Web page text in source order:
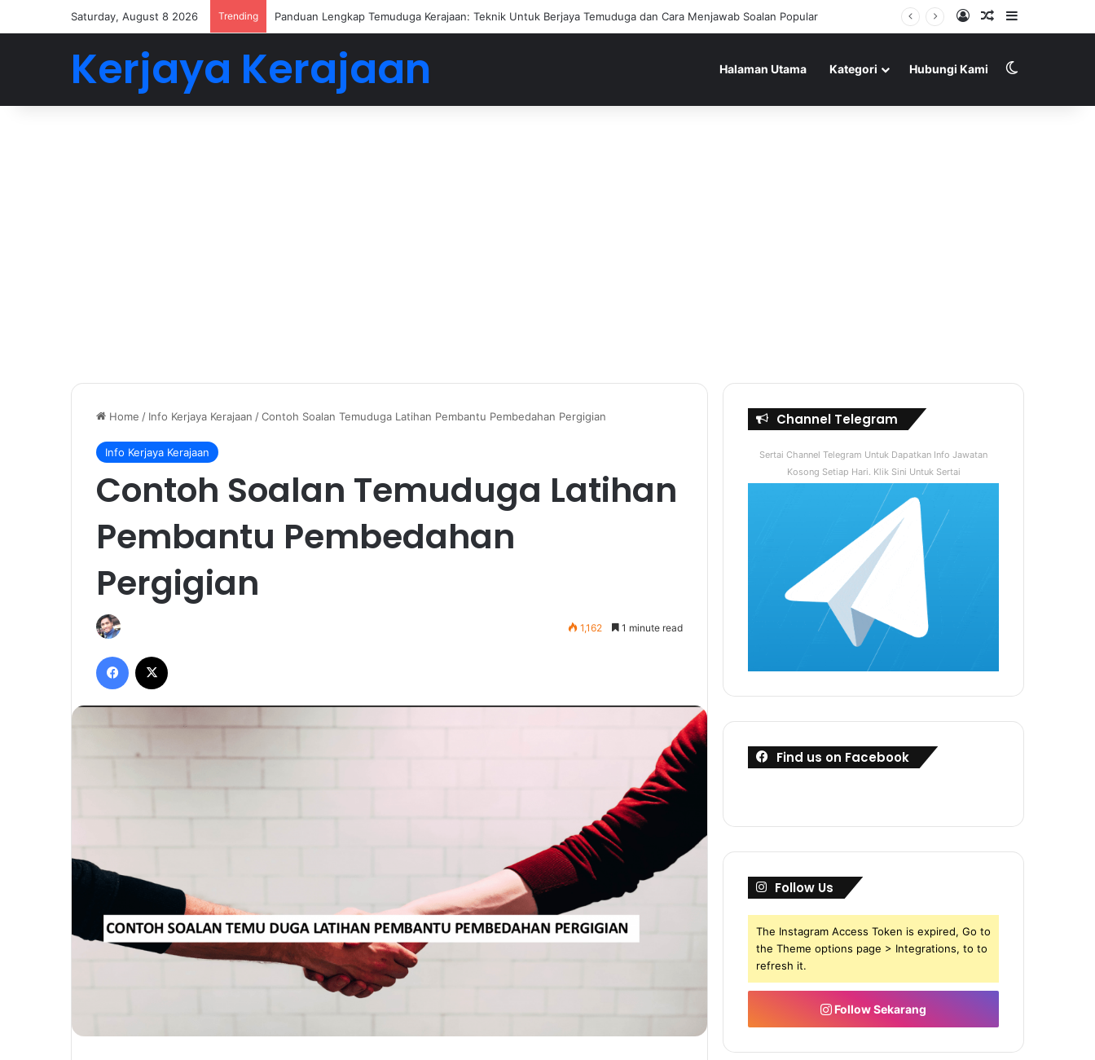
Saturday, August 8 2026 Trending Buat 5-6 Angka Dengan Jadi Ejen Hartanah Log InRandom Article
Sidebar
Kerjaya Kerajaan Halaman Utama Kategori Hubungi Kami
Home / Info Kerjaya Kerajaan /Contoh Soalan Temuduga Latihan Pembantu Pembedahan Pergigian
Info Kerjaya Kerajaan
Contoh Soalan Temuduga Latihan
Pembantu Pembedahan
Pergigian
1,162 1 minute read
Facebook
Channel Telegram
Sertai Channel Telegram Untuk Dapatkan Info Jawatan
Kosong Setiap Hari. Klik Sini Untuk Sertai
Find us on Facebook
Follow Us
The Instagram Access Token is expired, Go to
the Theme options page > Integrations, to to
refresh it.
Follow Sekarang